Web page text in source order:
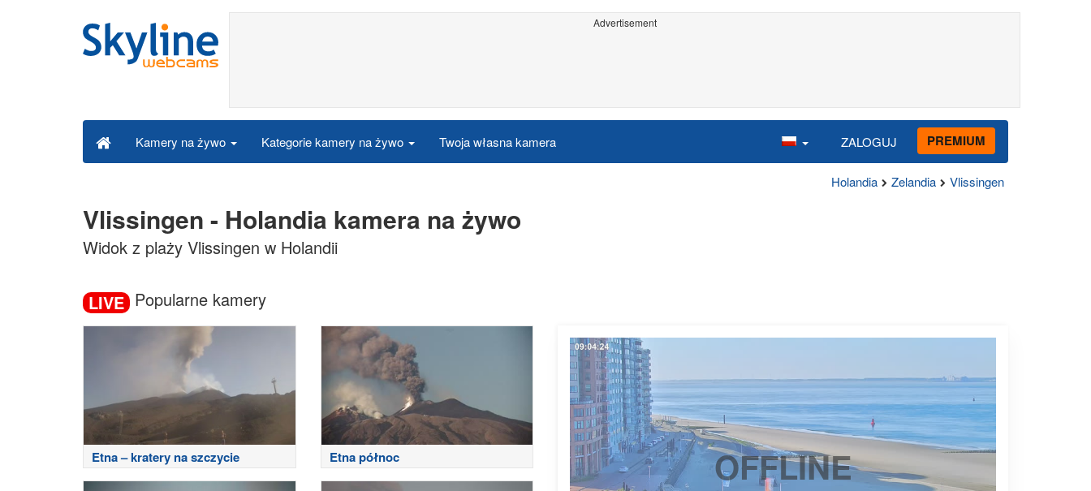
Advertisement
Kamery na żywo Kategorie kamery na żywo Twoja własna kamera ZALOGUJ PREMIUM
Holandia Zelandia Vlissingen
Vlissingen - Holandia kamera na żywo
Widok z plaży Vlissingen w Holandii
LIVE Popularne kamery
Etna – kratery na szczycie Etna północ OFFLINE